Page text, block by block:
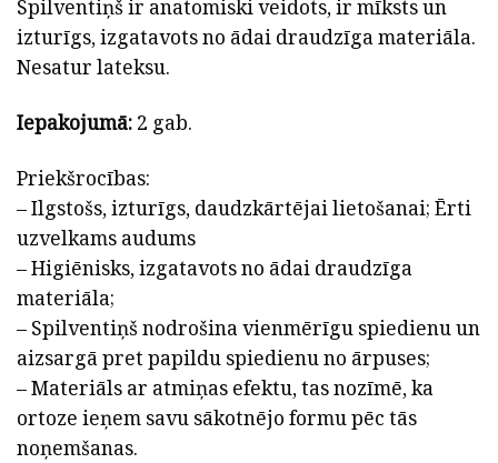
Spilventiņš ir anatomiski veidots, ir mīksts un
izturīgs, izgatavots no ādai draudzīga materiāla.
Nesatur lateksu.
Iepakojumā:2 gab.
Priekšrocības:
– Ilgstošs, izturīgs, daudzkārtējai lietošanai; Ērti
uzvelkams audums
– Higiēnisks, izgatavots no ādai draudzīga
materiāla;
– Spilventiņš nodrošina vienmērīgu spiedienu un
aizsargā pret papildu spiedienu no ārpuses;
– Materiāls ar atmiņas efektu, tas nozīmē, ka
ortoze ieņem savu sākotnējo formu pēc tās
noņemšanas.